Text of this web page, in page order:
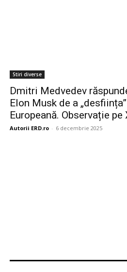
Stiri diverse
Dmitri Medvedev
Elon Musk de a
Europeană. Observație pe
Autorii ERD.ro - 6 decembrie 2025